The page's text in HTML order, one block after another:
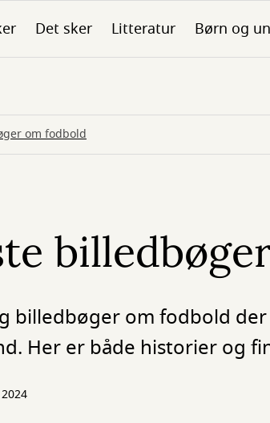
Det sker Litteratur Børn og
om fodbold
billedbøger om fodbold
Her er både historier og